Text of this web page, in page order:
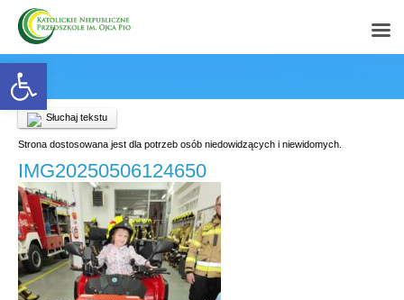
Open toolbar
Słuchaj tekstu
Strona dostosowana jest dla potrzeb osób niedowidzących i niewidomych.
IMG20250506124650